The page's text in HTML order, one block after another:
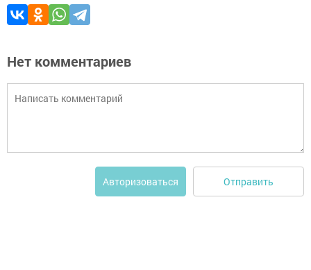
Нет комментариев
Авторизоваться Отправить